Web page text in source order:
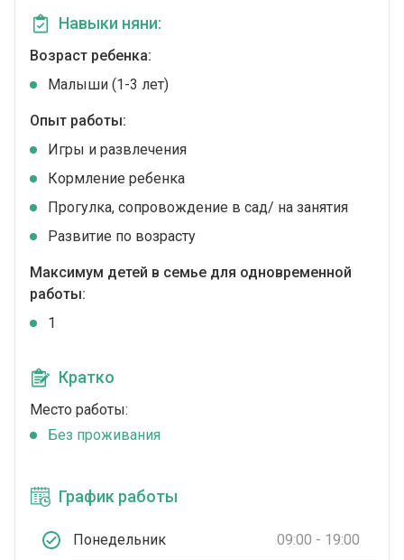
Навыки няни:
Возраст ребенка:
Малыши (1-3 лет)
Опыт работы:
Игры и развлечения
Кормление ребенка
Прогулка, сопровождение в сад/ на занятия
Развитие по возрасту
Максимум детей в семье для одновременной
работы:
1
Кратко
Место работы:
Без проживания
График работы
Понедельник 09:00 - 19:00